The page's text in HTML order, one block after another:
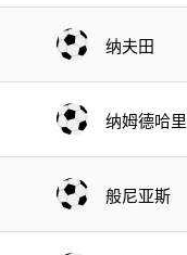
纳夫田
纳姆德哈里
般尼亚斯